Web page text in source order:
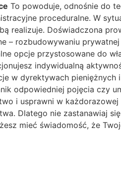
To powoduje, odnośnie do
proceduralne. W
realizuje. Doświadczona
rozbudowywaniu
opcje przystosowane do
indywidualną
w dyrektywach
odpowiedniej pojęcia czy
i usprawni w
Dlatego nie zastanawiaj
mieć świadomość, że